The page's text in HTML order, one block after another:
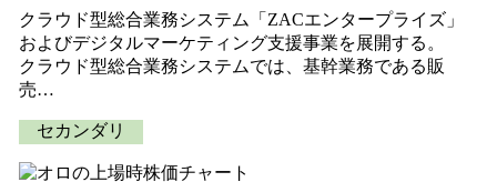
クラウド型総合業務システム「ZACエンタープライズ」
およびデジタルマーケティング支援事業を展開する。
クラウド型総合業務システムでは、基幹業務である販
売…
セカンダリ